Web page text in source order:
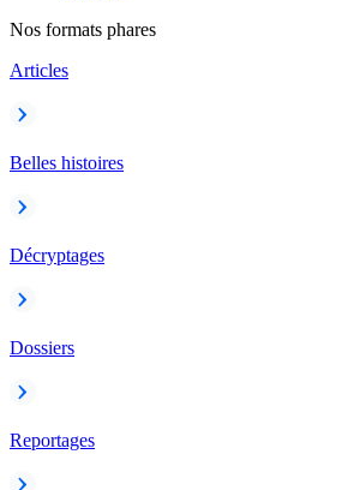
Nos formats phares
Articles
Belles histoires
Décryptages
Dossiers
Reportages